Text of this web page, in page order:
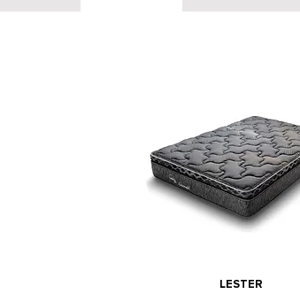
LESTER